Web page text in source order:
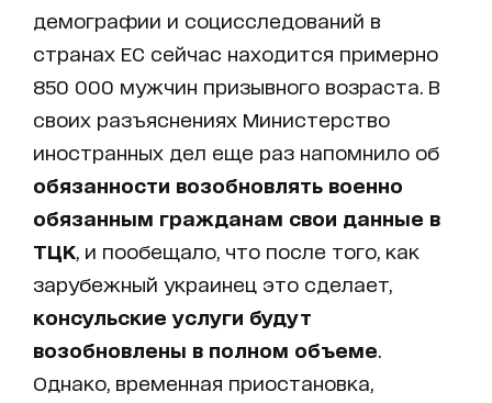
демографии и социсследований в
странах ЕС сейчас находится примерно
850 000 мужчин призывного возраста. В
своих разъяснениях Министерство
иностранных дел еще раз напомнило об
обязанности возобновлять военно
обязанным гражданам свои данные в
ТЦК , и пообещало, что после того, как
зарубежный украинец это сделает,
консульские услуги будут
возобновлены в полном объеме
Однако, временная приостановка,